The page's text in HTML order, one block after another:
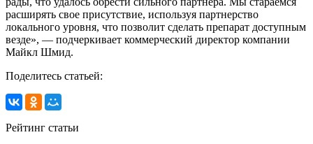
расширять свое присутствие, используя партнерство
локального уровня, что позволит сделать препарат доступным
везде», — подчеркивает коммерческий директор компании
Майкл Шмид.
Поделитесь статьей:
Рейтинг статьи